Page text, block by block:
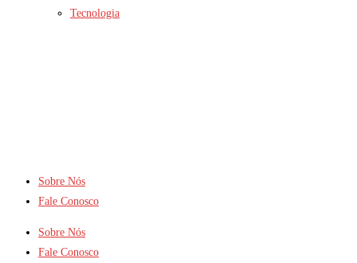
Tecnologia
Sobre Nós
Fale Conosco
Sobre Nós
Fale Conosco